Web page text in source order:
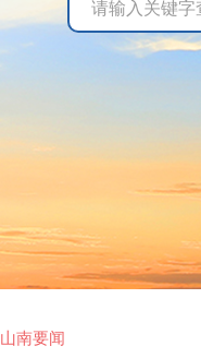
山南要闻